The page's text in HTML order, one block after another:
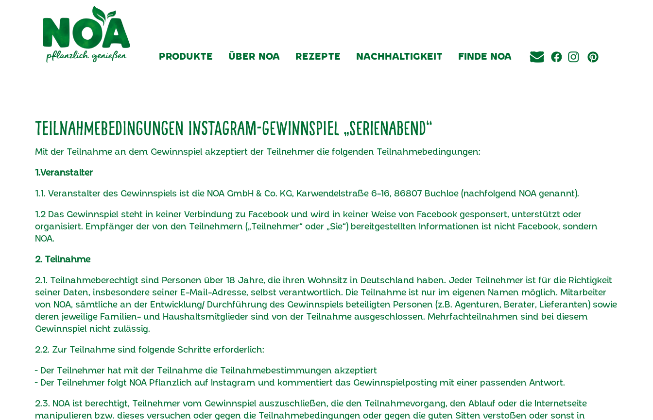
PRODUKTE ÜBER NOA REZEPTE NACHHALTIGKEIT FINDE NOA
Teilnahmebedingungen Instagram-Gewinnspiel „Serienabend“
Mit der Teilnahme an dem Gewinnspiel akzeptiert der Teilnehmer die folgenden Teilnahmebedingungen:
1.Veranstalter
1.1. Veranstalter des Gewinnspiels ist die NOA GmbH & Co. KG, Karwendelstraße 6-16, 86807 Buchloe (nachfolgend NOA genannt).
1.2 Das Gewinnspiel steht in keiner Verbindung zu Facebook und wird in keiner Weise von Facebook gesponsert, unterstützt oder
organisiert. Empfänger der von den Teilnehmern („Teilnehmer“ oder „Sie“) bereitgestellten Informationen ist nicht Facebook, sondern
NOA.
2. Teilnahme
2.1. Teilnahmeberechtigt sind Personen über 18 Jahre, die ihren Wohnsitz in Deutschland haben. Jeder Teilnehmer ist für die Richtigkeit
seiner Daten, insbesondere seiner E-Mail-Adresse, selbst verantwortlich. Die Teilnahme ist nur im eigenen Namen möglich. Mitarbeiter
von NOA, sämtliche an der Entwicklung/ Durchführung des Gewinnspiels beteiligten Personen (z.B. Agenturen, Berater, Lieferanten) sowie
deren jeweilige Familien- und Haushaltsmitglieder sind von der Teilnahme ausgeschlossen. Mehrfachteilnahmen sind bei diesem
Gewinnspiel nicht zulässig.
2.2. Zur Teilnahme sind folgende Schritte erforderlich:
╴Der Teilnehmer hat mit der Teilnahme die Teilnahmebestimmungen akzeptiert
╴Der Teilnehmer folgt NOA Pflanzlich auf Instagram und kommentiert das Gewinnspielposting mit einer passenden Antwort.
2.3. NOA ist berechtigt, Teilnehmer vom Gewinnspiel auszuschließen, die den Teilnahmevorgang, den Ablauf oder die Internetseite
manipulieren bzw. dieses versuchen oder gegen die Teilnahmebedingungen oder gegen die guten Sitten verstoßen oder sonst in